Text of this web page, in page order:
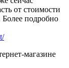
от стоимости
подробно
магазине